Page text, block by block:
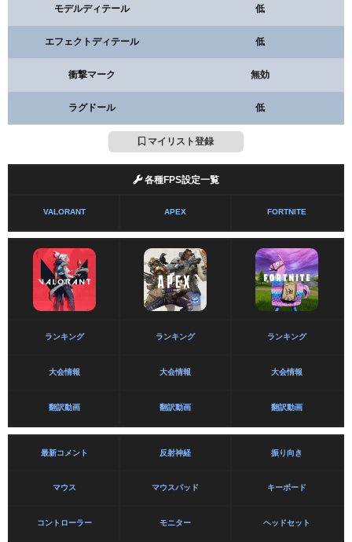
モデルディテール 低
エフェクトディテール 低
衝撃マーク 無効
ラグドール 低
マイリスト登録
各種FPS設定一覧
VALORANT APEX FORTNITE
ランキング ランキング ランキング
大会情報 大会情報 大会情報
翻訳動画 翻訳動画 翻訳動画
最新コメント 反射神経 振り向き
マウス マウスパッド キーボード
コントローラー モニター ヘッドセット